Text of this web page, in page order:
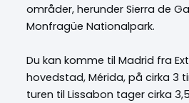
områder, herunder Sierra de
Monfragüe Nationalpark.
Du kan komme til Madrid fra
hovedstad, Mérida, på cirka 3
turen til Lissabon tager cirka